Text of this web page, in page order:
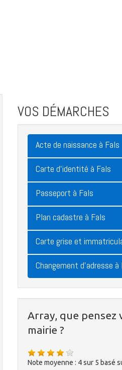
VOS DÉMARCHES
Acte de naissance à Fals
Carte d'identité à Fals
Passeport à Fals
Plan cadastre à Fals
Carte grise et
Changement d'adresse à
Array, que pensez
mairie ?
Note moyenne : 4sur 5 basé